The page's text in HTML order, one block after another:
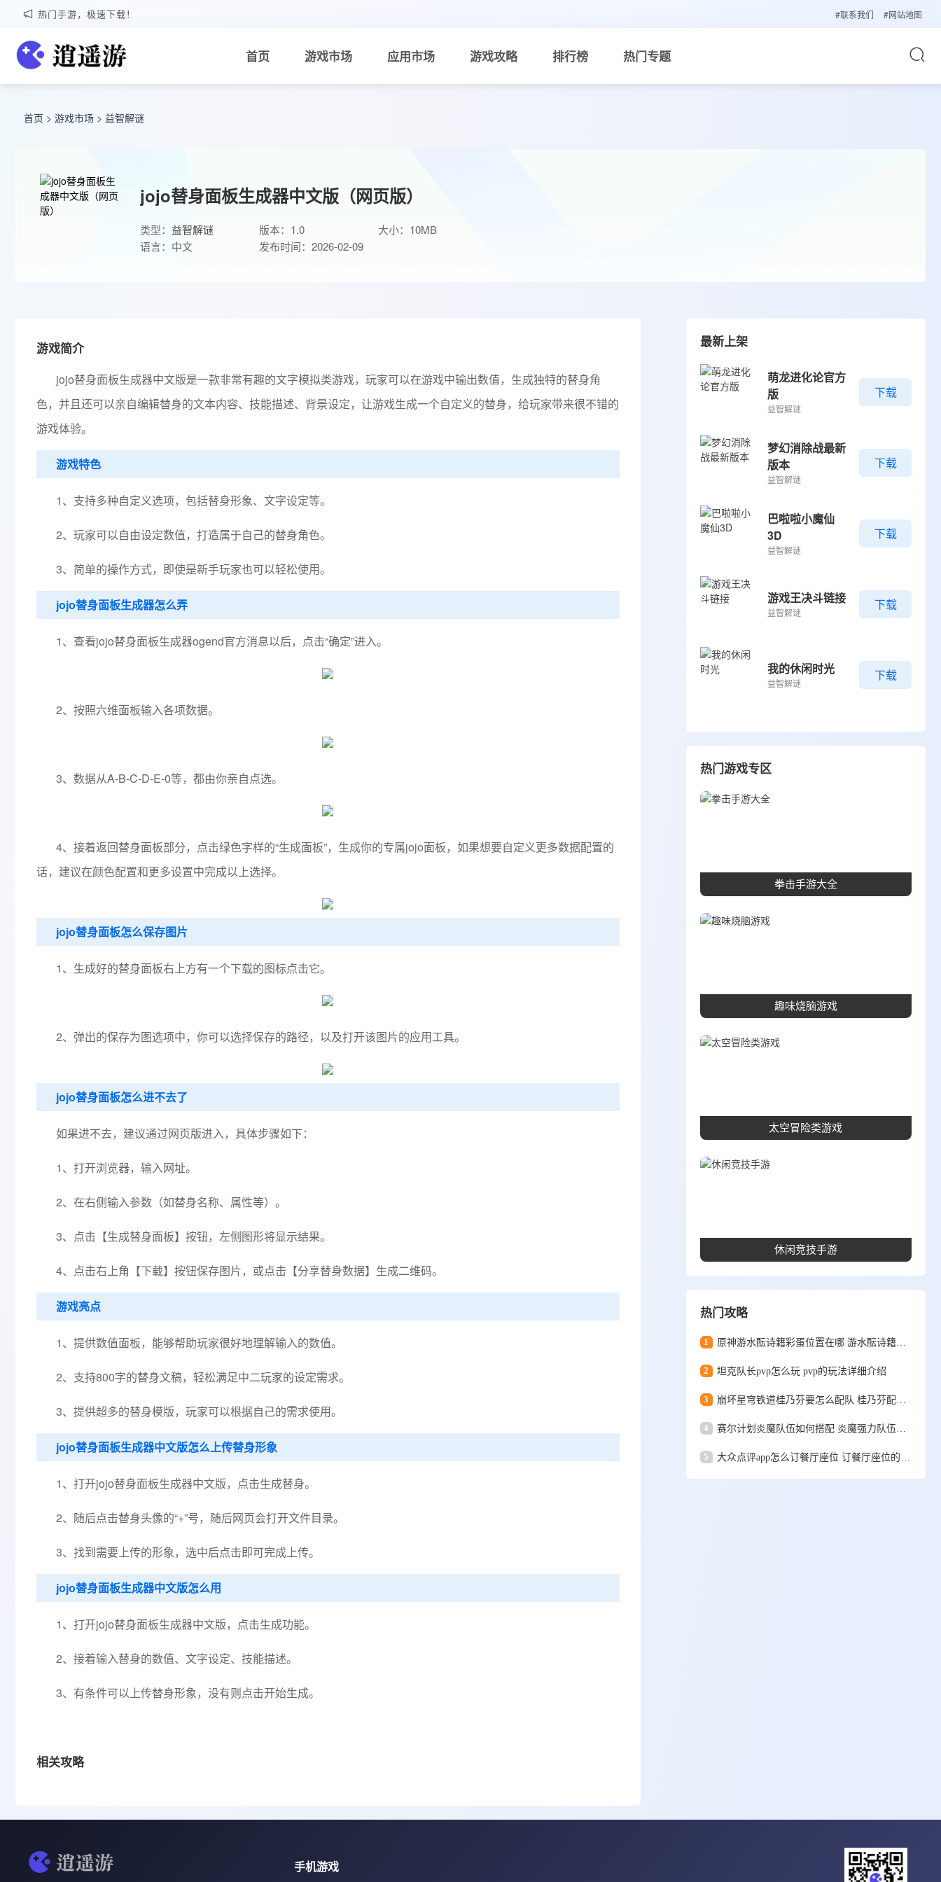
热门手游，极速下载！ #联系我们 #网站地图
首页 游戏市场 应用市场 游戏攻略 排行榜 热门专题
首页 > 游戏市场 > 益智解谜
jojo替身面板生成器中文版（网页版）
类型： 益智解谜 版本：1.0
大小：10MB
语言：中文
发布时间：2026-02-09
游戏简介
jojo替身面板生成器中文版是一款非常有趣的文字模拟类游戏，玩家可以在游戏中输出数值，生成独特的替身角
色，并且还可以亲自编辑替身的文本内容、技能描述、背景设定，让游戏生成一个自定义的替身，给玩家带来很不错的
游戏体验。
游戏特色
1、支持多种自定义选项，包括替身形象、文字设定等。
2、玩家可以自由设定数值，打造属于自己的替身角色。
3、简单的操作方式，即使是新手玩家也可以轻松使用。
jojo替身面板生成器怎么弄
1、查看jojo替身面板生成器ogend官方消息以后，点击“确定”进入。
2、按照六维面板输入各项数据。
3、数据从A-B-C-D-E-0等，都由你亲自点选。
4、接着返回替身面板部分，点击绿色字样的“生成面板”，生成你的专属jojo面板，如果想要自定义更多数据配置的
话，建议在颜色配置和更多设置中完成以上选择。
jojo替身面板怎么保存图片
1、生成好的替身面板右上方有一个下载的图标点击它。
2、弹出的保存为图选项中，你可以选择保存的路径，以及打开该图片的应用工具。
jojo替身面板怎么进不去了
如果进不去，建议通过网页版进入，具体步骤如下：
1、打开浏览器，输入网址。
2、在右侧输入参数（如替身名称、属性等）。
3、点击【生成替身面板】按钮，左侧图形将显示结果。
4、点击右上角【下载】按钮保存图片，或点击【分享替身数据】生成二维码。 ‌
游戏亮点
1、提供数值面板，能够帮助玩家很好地理解输入的数值。
2、支持800字的替身文稿，轻松满足中二玩家的设定需求。
3、提供超多的替身模版，玩家可以根据自己的需求使用。
jojo替身面板生成器中文版怎么上传替身形象
1、打开jojo替身面板生成器中文版，点击生成替身。
2、随后点击替身头像的“+”号，随后网页会打开文件目录。
3、找到需要上传的形象，选中后点击即可完成上传。
jojo替身面板生成器中文版怎么用
1、打开jojo替身面板生成器中文版，点击生成功能。
2、接着输入替身的数值、文字设定、技能描述。
3、有条件可以上传替身形象，没有则点击开始生成。
相关攻略
最新上架
萌龙进化论官方
版
益智解谜
下载
梦幻消除战最新
版本
益智解谜
下载
巴啦啦小魔仙
3D
益智解谜
下载
游戏王决斗链接
益智解谜
下载
我的休闲时光
益智解谜
下载
热门游戏专区
拳击手游大全
趣味烧脑游戏
太空冒险类游戏
休闲竞技手游
热门攻略
1 原神游水酝诗籍彩蛋位置在哪 游水酝诗籍彩蛋位置一览
2 坦克队长pvp怎么玩 pvp的玩法详细介绍
3
4
5
手机游戏